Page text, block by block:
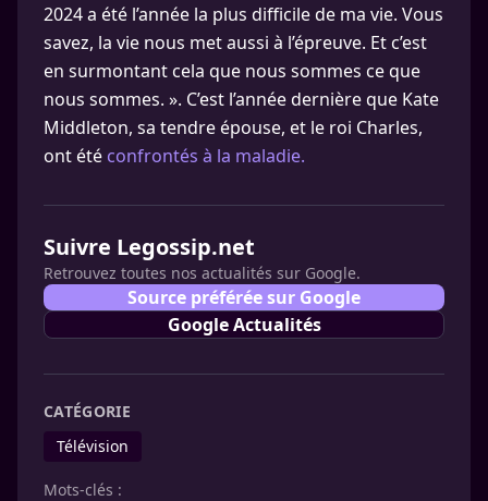
2024 a été l’année la plus difficile de ma vie. Vous
savez, la vie nous met aussi à l’épreuve. Et c’est
en surmontant cela que nous sommes ce que
nous sommes. ». C’est l’année dernière que Kate
Middleton, sa tendre épouse, et le roi Charles,
ont été confrontés à la maladie.
Suivre Legossip.net
Retrouvez toutes nos actualités sur Google.
Source préférée sur Google
Google Actualités
CATÉGORIE
Télévision
Mots-clés :